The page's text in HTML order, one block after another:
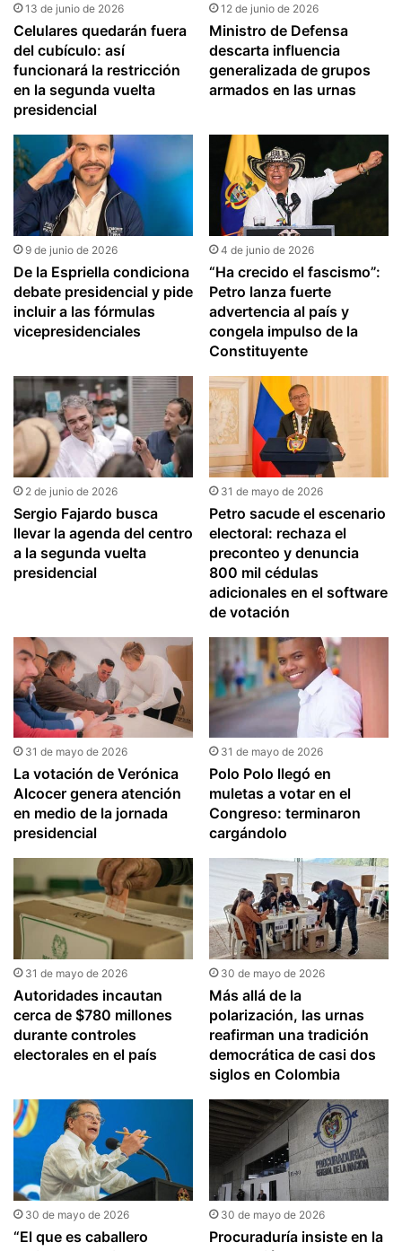
13 de junio de 2026
Celulares quedarán fuera
del cubículo: así
funcionará la restricción
en la segunda vuelta
presidencial
12 de junio de 2026
Ministro de Defensa
descarta influencia
generalizada de grupos
armados en las urnas
9 de junio de 2026
De la Espriella condiciona
debate presidencial y pide
incluir a las fórmulas
vicepresidenciales
4 de junio de 2026
“Ha crecido el fascismo”:
Petro lanza fuerte
advertencia al país y
congela impulso de la
Constituyente
2 de junio de 2026
Sergio Fajardo busca
llevar la agenda del centro
a la segunda vuelta
presidencial
31 de mayo de 2026
Petro sacude el escenario
electoral: rechaza el
preconteo y denuncia
800 mil cédulas
adicionales en el software
de votación
31 de mayo de 2026
La votación de Verónica
Alcocer genera atención
en medio de la jornada
presidencial
31 de mayo de 2026
Polo Polo llegó en
muletas a votar en el
Congreso: terminaron
cargándolo
31 de mayo de 2026
Autoridades incautan
cerca de $780 millones
durante controles
electorales en el país
30 de mayo de 2026
Más allá de la
polarización, las urnas
reafirman una tradición
democrática de casi dos
siglos en Colombia
30 de mayo de 2026
“El que es caballero
30 de mayo de 2026
Procuraduría insiste en la